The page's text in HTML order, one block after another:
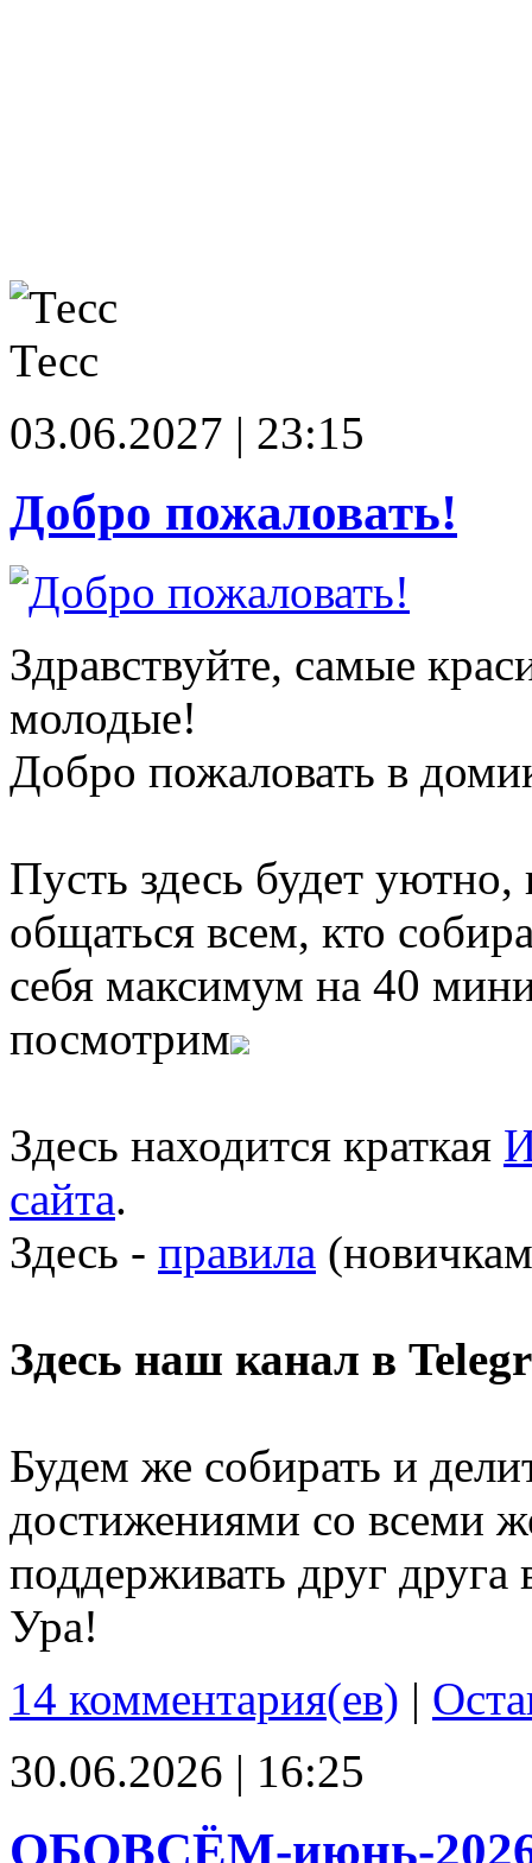
Тесс
03.06.2027 | 23:15
Добро пожаловать!
Здравствуйте, самые
молодые!
Добро пожаловать в
Пусть здесь будет
общаться всем, кто
себя максимум на 40
посмотрим
Здесь находится краткая
сайта.
Здесь - правила
Здесь наш канал в
Будем же собирать и
достижениями со всеми
поддерживать друг
Ура!
14 комментария(ев) |
30.06.2026 | 16:25
ОБОВСЁМ-июнь-